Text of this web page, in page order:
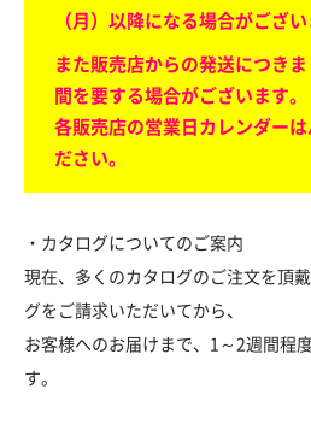
（月）以降になる場合がござい
また販売店からの発送につき
間を要する場合がございます。
各販売店の営業日カレンダーは
ださい。
・カタログについてのご案内
現在、多くのカタログのご注文を頂
グをご請求いただいてから、
お客様へのお届けまで、1～2週間程
す。